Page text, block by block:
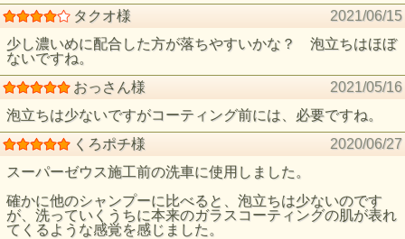
タクオ様
2021/06/15
少し濃いめに配合した方が落ちやすいかな？ 泡立ちはほぼ
ないですね。
おっさん様
2021/05/16
泡立ちは少ないですがコーティング前には、必要ですね。
くろポチ様
2020/06/27
スーパーゼウス施工前の洗車に使用しました。
確かに他のシャンプーに比べると、泡立ちは少ないのです
が、洗っていくうちに本来のガラスコーティングの肌が表れ
てくるような感覚を感じました。